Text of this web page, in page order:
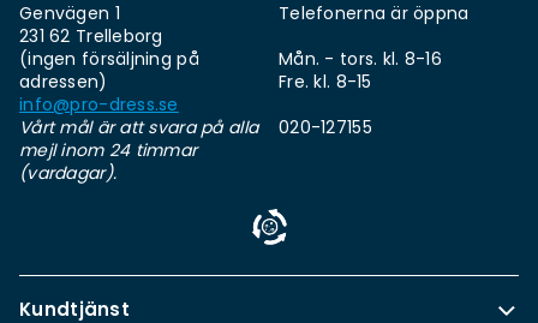
Genvägen 1
231 62 Trelleborg
(ingen försäljning på
adressen)
info@pro-dress.se
Vårt mål är att svara på alla
mejl inom 24 timmar
(vardagar).
Telefonerna är öppna
Mån. - tors. kl. 8-16
Fre. kl. 8-15
020-127155
Kundtjänst